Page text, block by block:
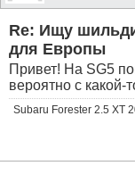
Re: Ищу
для Европы
Привет! На SG5
вероятно с какой-
Subaru Forester 2.5 XT